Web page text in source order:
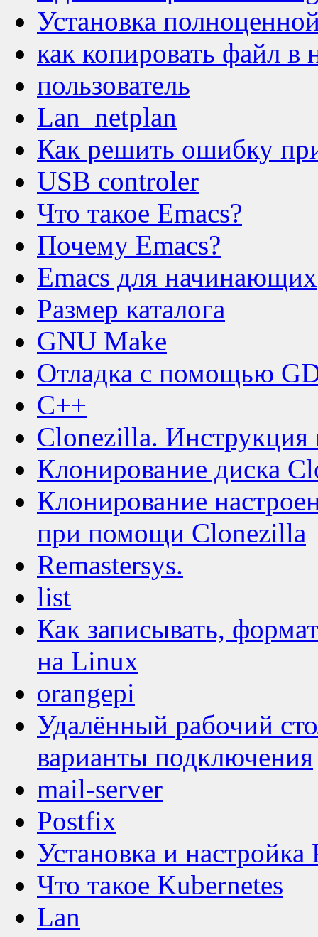
Установка
как копировать файл в
пользователь
Lan_netplan
Как решить ошибку
USB controler
Что такое Emacs?
Почему Emacs?
Emacs для начинающих
Размер каталога
GNU Make
Отладка с помощью
C++
Clonezilla. Инструкция
Клонирование диска
Клонирование
при помощи Clonezilla
Remastersys.
list
Как записывать,
на Linux
orangepi
Удалённый рабочий
варианты подключения
mail-server
Postfix
Установка и
Что такое Kubernetes
Lan